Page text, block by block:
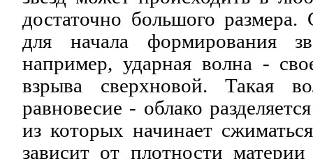
достаточно большого
для начала формирования
например, ударная волна -
взрыва сверхновой. Такая
равновесие - облако
из которых начинает
зависит от плотности